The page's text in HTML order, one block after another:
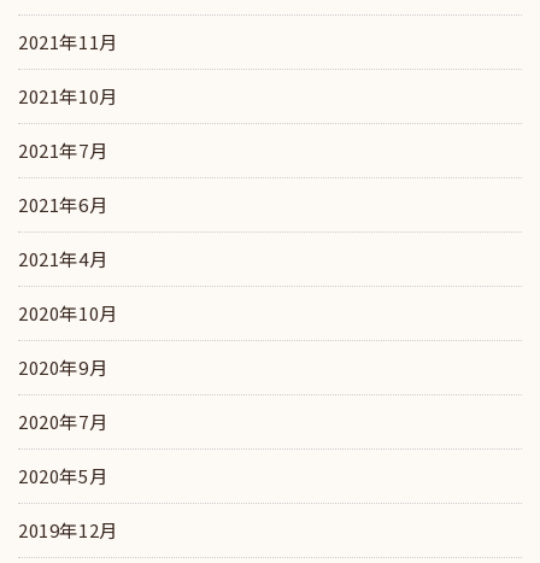
2021年11月
2021年10月
2021年7月
2021年6月
2021年4月
2020年10月
2020年9月
2020年7月
2020年5月
2019年12月